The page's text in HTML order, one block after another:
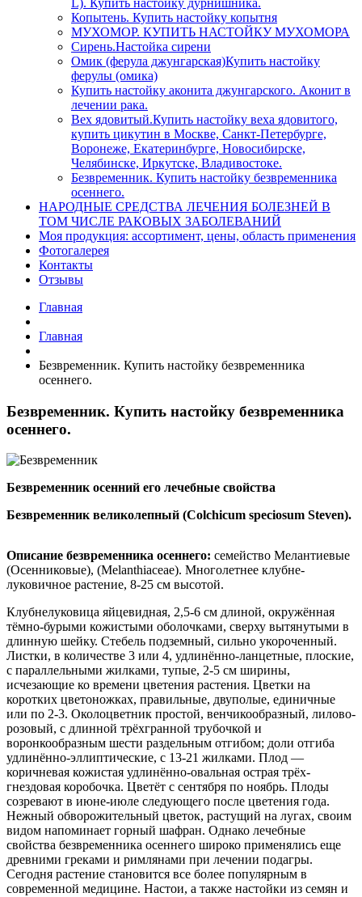
L). Купить настойку дурнишника.
Копытень. Купить настойку копытня
МУХОМОР. КУПИТЬ НАСТОЙКУ МУХОМОРА
Сирень.Настойка сирени
Омик (ферула джунгарская)Купить настойку
ферулы (омика)
Купить настойку аконита джунгарского. Аконит в
лечении рака.
Вех ядовитый.Купить настойку веха ядовитого,
купить цикутин в Москве, Санкт-Петербурге,
Воронеже, Екатеринбурге, Новосибирске,
Челябинске, Иркутске, Владивостоке.
Безвременник. Купить настойку безвременника
осеннего.
НАРОДНЫЕ СРЕДСТВА ЛЕЧЕНИЯ БОЛЕЗНЕЙ В
ТОМ ЧИСЛЕ РАКОВЫХ ЗАБОЛЕВАНИЙ
Моя продукция: ассортимент, цены, область применения
Фотогалерея
Контакты
Отзывы
Главная
Главная
Безвременник. Купить настойку безвременника
осеннего.
Безвременник. Купить настойку безвременника
осеннего.
Безвременник осенний его лечебные свойства
Безвременник великолепный (Colchicum speciosum Steven).
Описание безвременника осеннего: семейство Мелантиевые
(Осенниковые), (Melanthiaceae). Многолетнее клубне-
луковичное растение, 8-25 см высотой.
Клубнелуковица яйцевидная, 2,5-6 см длиной, окружённая
тёмно-бурыми кожистыми оболочками, сверху вытянутыми в
длинную шейку. Стебель подземный, сильно укороченный.
Листки, в количестве 3 или 4, удлинённо-ланцетные, плоские,
с параллельными жилками, тупые, 2-5 см ширины,
исчезающие ко времени цветения растения. Цветки на
коротких цветоножках, правильные, двуполые, единичные
или по 2-3. Околоцветник простой, венчикообразный, лилово-
розовый, с длинной трёхгранной трубочкой и
воронкообразным шести раздельным отгибом; доли отгиба
удлинённо-эллиптические, с 13-21 жилками. Плод —
коричневая кожистая удлинённо-овальная острая трёх-
гнездовая коробочка. Цветёт с сентября по ноябрь. Плоды
созревают в июне-июле следующего после цветения года.
Нежный обворожительный цветок, растущий на лугах, своим
видом напоминает горный шафран. Однако лечебные
свойства безвременника осеннего широко применялись еще
древними греками и римлянами при лечении подагры.
Сегодня растение становится все более популярным в
современной медицине. Настои, а также настойки из семян и